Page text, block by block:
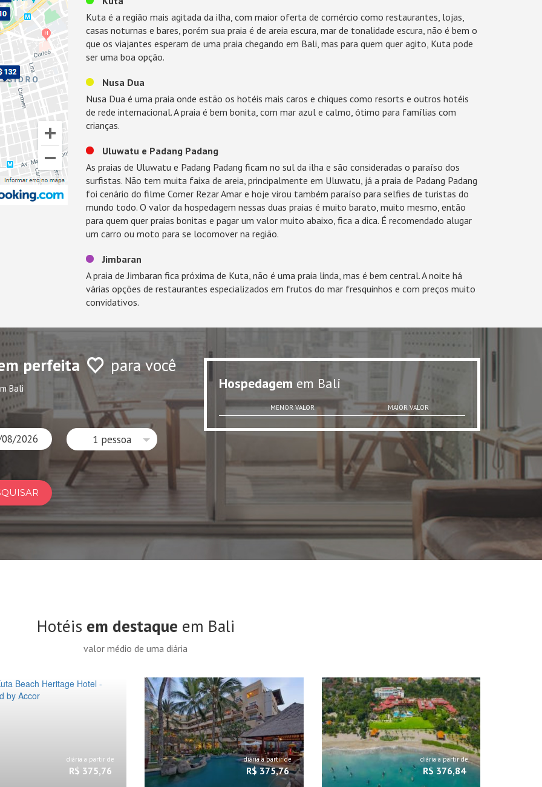
Kuta é a região mais agitada da ilha, com maior oferta de comércio como restaurantes, lojas,
casas noturnas e bares, porém sua praia é de areia escura, mar de tonalidade escura, não é bem o
que os viajantes esperam de uma praia chegando em Bali, mas para quem quer agito, Kuta pode
ser uma boa opção.
Nusa Dua
Nusa Dua é uma praia onde estão os hotéis mais caros e chiques como resorts e outros hotéis
de rede internacional. A praia é bem bonita, com mar azul e calmo, ótimo para famílias com
crianças.
Uluwatu e Padang Padang
As praias de Uluwatu e Padang Padang ficam no sul da ilha e são consideradas o paraíso dos
surfistas. Não tem muita faixa de areia, principalmente em Uluwatu, já a praia de Padang Padang
foi cenário do filme Comer Rezar Amar e hoje virou também paraíso para selfies de turistas do
mundo todo. O valor da hospedagem nessas duas praias é muito barato, muito mesmo, então
para quem quer praias bonitas e pagar um valor muito abaixo, fica a dica. É recomendado alugar
um carro ou moto para se locomover na região.
Jimbaran
A praia de Jimbaran fica próxima de Kuta, não é uma praia linda, mas é bem central. A noite há
várias opções de restaurantes especializados em frutos do mar fresquinhos e com preços muito
convidativos.
perfeita para você
Bali
1 pessoa
Hospedagem em Bali
MENOR VALOR MAIOR VALOR
Hotéis em destaque em Bali
valor médio de uma diária
diária a partir de
R$ 375,76
diária a partir de
R$ 375,76
diária a partir de
R$ 376,84